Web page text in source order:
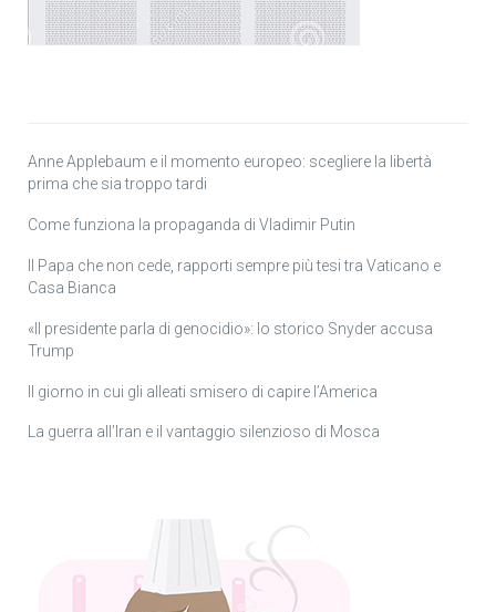
Anne Applebaum e il momento europeo: scegliere la libertà
prima che sia troppo tardi
Come funziona la propaganda di Vladimir Putin
Il Papa che non cede, rapporti sempre più tesi tra Vaticano e
Casa Bianca
«Il presidente parla di genocidio»: lo storico Snyder accusa
Trump
Il giorno in cui gli alleati smisero di capire l’America
La guerra all’Iran e il vantaggio silenzioso di Mosca